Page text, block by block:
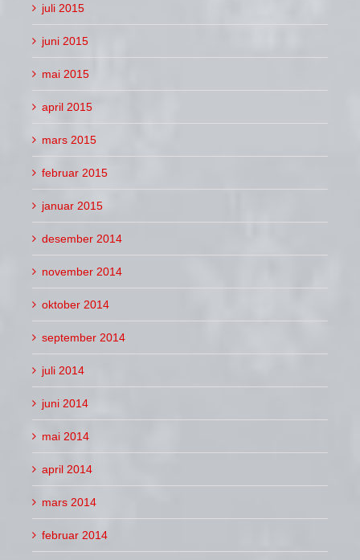
juli 2015
juni 2015
mai 2015
april 2015
mars 2015
februar 2015
januar 2015
desember 2014
november 2014
oktober 2014
september 2014
juli 2014
juni 2014
mai 2014
april 2014
mars 2014
februar 2014